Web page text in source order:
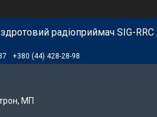
радіоприймач SIG-
+380 (44) 428-28-98
МП